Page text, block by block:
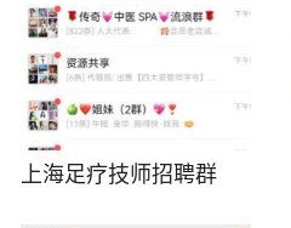
上海足疗技师招聘群